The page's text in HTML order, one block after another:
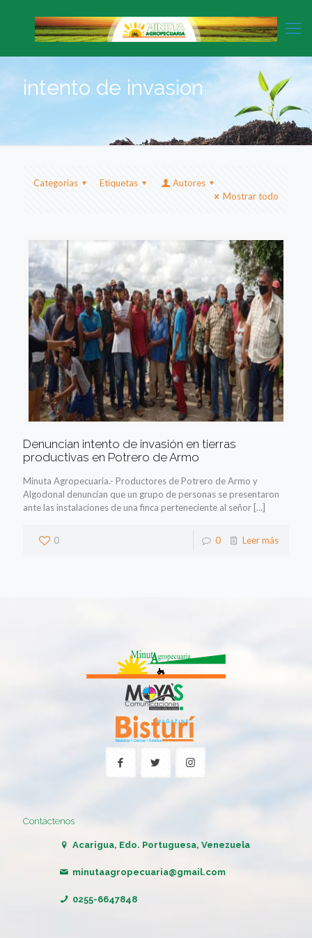
intento de invasion
Categorias Etiquetas
Autores
Mostrar todo
Denuncian intento de invasión en tierras
productivas en Potrero de Armo
Minuta Agropecuaria.- Productores de Potrero de Armo y
Algodonal denuncian que un grupo de personas se presentaron
ante las instalaciones de una finca perteneciente al señor […]
0 0 Leer más
Contáctenos
Acarigua, Edo. Portuguesa, Venezuela
minutaagropecuaria@gmail.com
0255-6647848